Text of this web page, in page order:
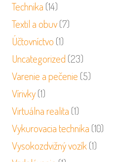
Technika (14)
Textil a obuv(7)
Účtovníctvo (1)
Uncategorized (23)
Varenie a pečenie (5)
Vírivky(1)
Virtuálna realita (1)
Vykurovacia technika (10)
Vysokozdvižný vozík (1)